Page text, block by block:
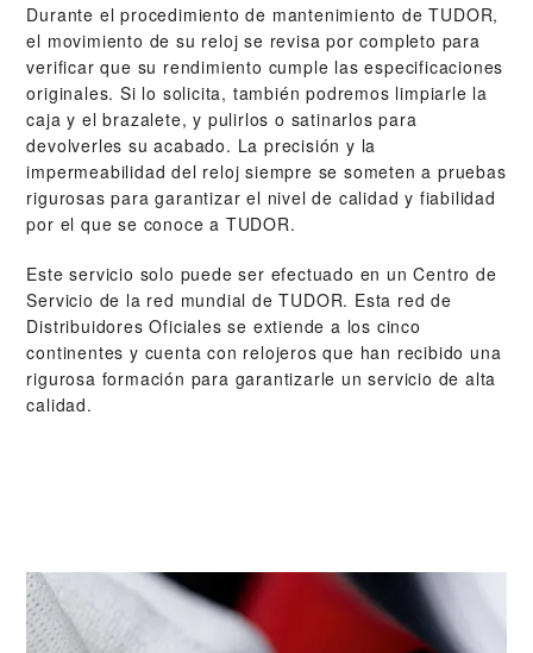
Durante el procedimiento de mantenimiento de TUDOR,
el movimiento de su reloj se revisa por completo para
verificar que su rendimiento cumple las especificaciones
originales. Si lo solicita, también podremos limpiarle la
caja y el brazalete, y pulirlos o satinarlos para
devolverles su acabado. La precisión y la
impermeabilidad del reloj siempre se someten a pruebas
rigurosas para garantizar el nivel de calidad y fiabilidad
por el que se conoce a TUDOR.
Este servicio solo puede ser efectuado en un Centro de
Servicio de la red mundial de TUDOR. Esta red de
Distribuidores Oficiales se extiende a los cinco
continentes y cuenta con relojeros que han recibido una
rigurosa formación para garantizarle un servicio de alta
calidad.